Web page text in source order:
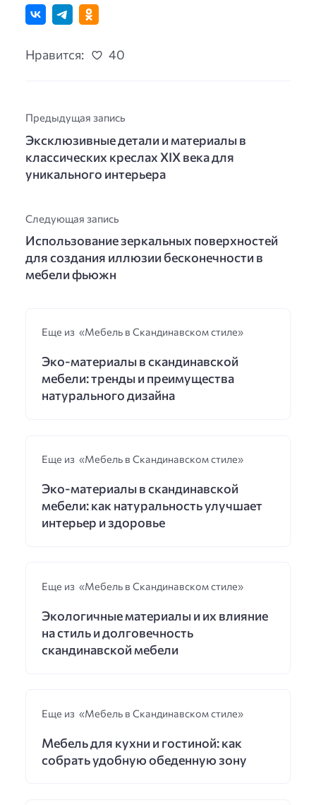
Нравится: 40
Предыдущая запись
Эксклюзивные детали и материалы в
классических креслах XIX века для
уникального интерьера
Следующая запись
Использование зеркальных поверхностей
для создания иллюзии бесконечности в
мебели фьюжн
Еще из «Мебель в Скандинавском стиле»
Эко-материалы в скандинавской
мебели: тренды и преимущества
натурального дизайна
Еще из «Мебель в Скандинавском стиле»
Эко-материалы в скандинавской
мебели: как натуральность улучшает
интерьер и здоровье
Еще из «Мебель в Скандинавском стиле»
Экологичные материалы и их влияние
на стиль и долговечность
скандинавской мебели
Еще из «Мебель в Скандинавском стиле»
Мебель для кухни и гостиной: как
собрать удобную обеденную зону